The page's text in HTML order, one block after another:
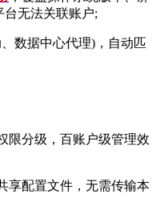
台无法关联账户;
数据中心代理)，自动匹
分级，百账户级管理效
配置文件，无需传输本